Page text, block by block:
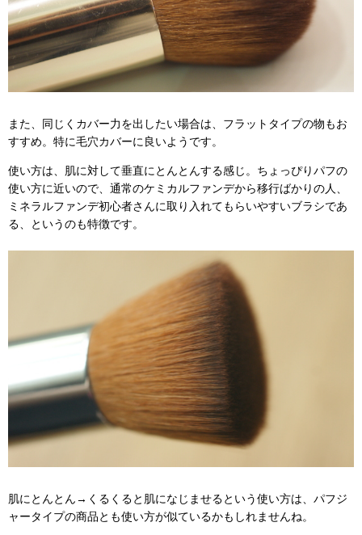
また、同じくカバー力を出したい場合は、フラットタイプの物もお
すすめ。特に毛穴カバーに良いようです。
使い方は、肌に対して垂直にとんとんする感じ。ちょっぴりパフの
使い方に近いので、通常のケミカルファンデから移行ばかりの人、
ミネラルファンデ初心者さんに取り入れてもらいやすいブラシであ
る、というのも特徴です。
肌にとんとん→くるくると肌になじませるという使い方は、パフジ
ャータイプの商品とも使い方が似ているかもしれませんね。